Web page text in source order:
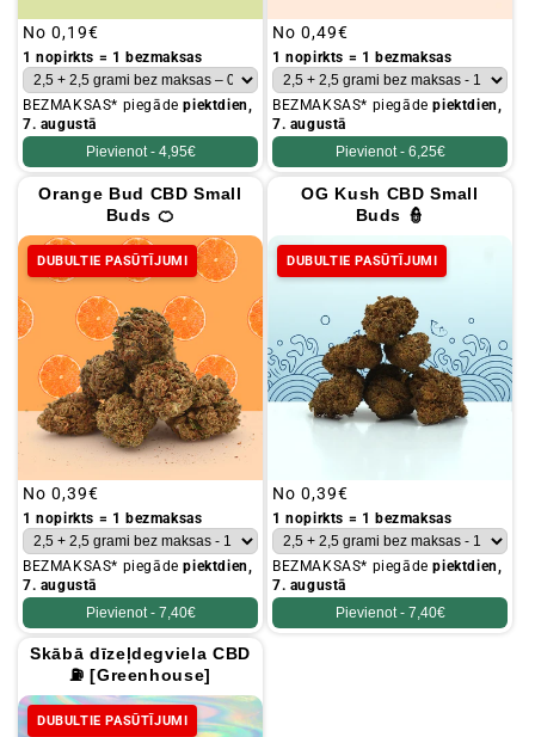
Parastā
cena
No 0,19€
1 nopirkts = 1 bezmaksas
BEZMAKSAS* piegādepiektdien,
7. augustā
Pievienot - 4,95€
Parastā
cena
No 0,49€
1 nopirkts = 1 bezmaksas
BEZMAKSAS* piegādepiektdien,
7. augustā
Pievienot - 6,25€
Orange Bud CBD Small
Buds 🍊
DUBULTIE PASŪTĪJUMI
Parastā
cena
No 0,39€
1 nopirkts = 1 bezmaksas
BEZMAKSAS* piegādepiektdien,
7. augustā
Pievienot - 7,40€
OG Kush CBD Small
Buds 👮
DUBULTIE PASŪTĪJUMI
Parastā
cena
No 0,39€
1 nopirkts = 1 bezmaksas
BEZMAKSAS* piegādepiektdien,
7. augustā
Pievienot - 7,40€
Skābā dīzeļdegviela CBD
⛽ [Greenhouse]
DUBULTIE PASŪTĪJUMI